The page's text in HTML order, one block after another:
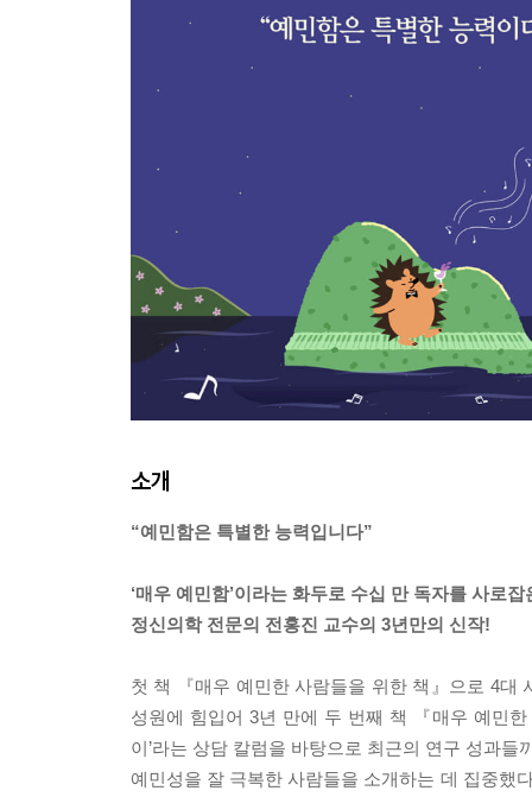
소개
“예민함은 특별한 능력입니다”
‘매우 예민함’이라는 화두로 수십 만 독자를 사로잡
정신의학 전문의 전홍진 교수의 3년만의 신작!
첫 책 『매우 예민한 사람들을 위한 책』으로 4대
성원에 힘입어 3년 만에 두 번째 책 『매우 예민
이’라는 상담 칼럼을 바탕으로 최근의 연구 성과들
예민성을 잘 극복한 사람들을 소개하는 데 집중했